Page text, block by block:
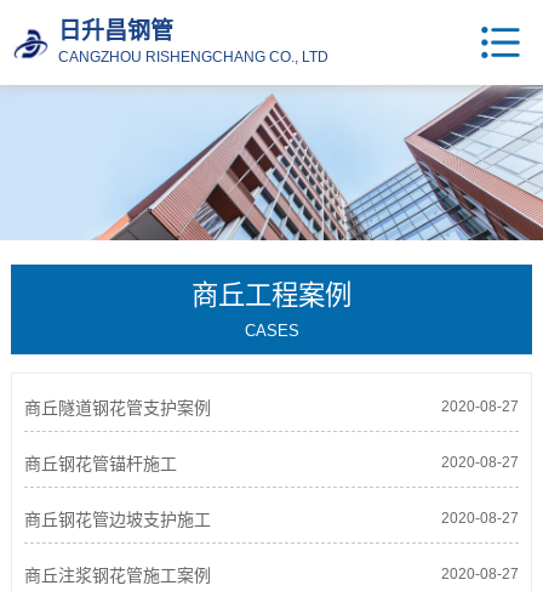
日升昌钢管
CANGZHOU RISHENGCHANG CO., LTD
商丘工程案例
CASES
商丘隧道钢花管支护案例 2020-08-27
商丘钢花管锚杆施工 2020-08-27
商丘钢花管边坡支护施工 2020-08-27
商丘注浆钢花管施工案例 2020-08-27